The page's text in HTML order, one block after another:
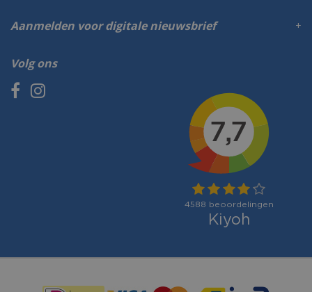
Volg ons
Aanmelden voor digitale nieuwsbrief